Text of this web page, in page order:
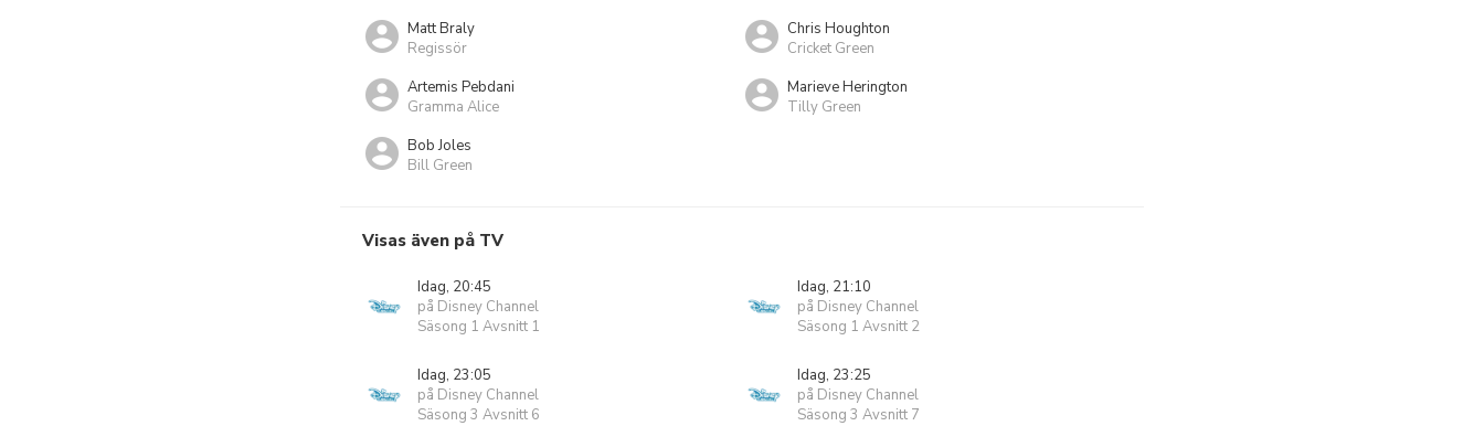
Matt Braly
Regissör
Chris Houghton
Cricket Green
Artemis Pebdani
Gramma Alice
Marieve Herington
Tilly Green
Bob Joles
Bill Green
Visas även på TV
Idag, 20:45
på Disney Channel
Säsong 1 Avsnitt 1
Idag, 21:10
på Disney Channel
Säsong 1 Avsnitt 2
Idag, 23:05
på Disney Channel
Säsong 3 Avsnitt 6
Idag, 23:25
på Disney Channel
Säsong 3 Avsnitt 7